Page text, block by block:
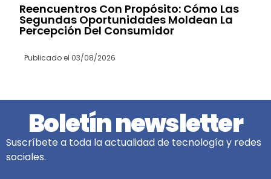
Reencuentros Con Propósito: Cómo Las
Segundas Oportunidades Moldean La
Percepción Del Consumidor
Publicado el 03/08/2026
Boletín newsletter
Suscríbete a toda la actualidad de tecnología y redes
sociales.